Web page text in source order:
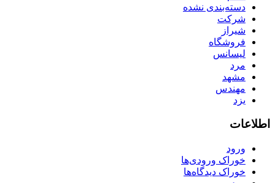
دسته‌بندی نشده
شرکت
شیراز
فروشگاه
لیسانس
مرد
مشهد
مهندس
یزد
اطلاعات
ورود
خوراک ورودی‌ها
خوراک دیدگاه‌ها